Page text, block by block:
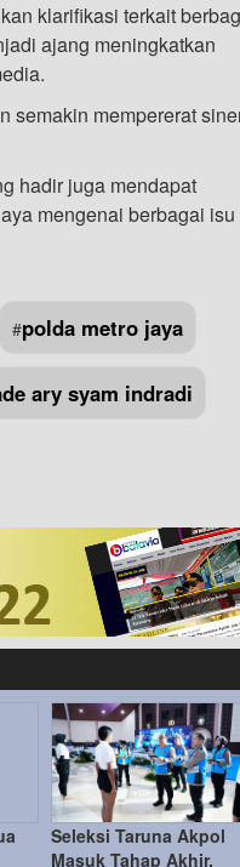
klarifikasi terkait
ajang meningkatkan
semakin mempererat
hadir juga mendapat
mengenai berbagai isu
#polda metro jaya
ary syam indradi
Seleksi Taruna Akpol
Masuk Tahap Akhir,